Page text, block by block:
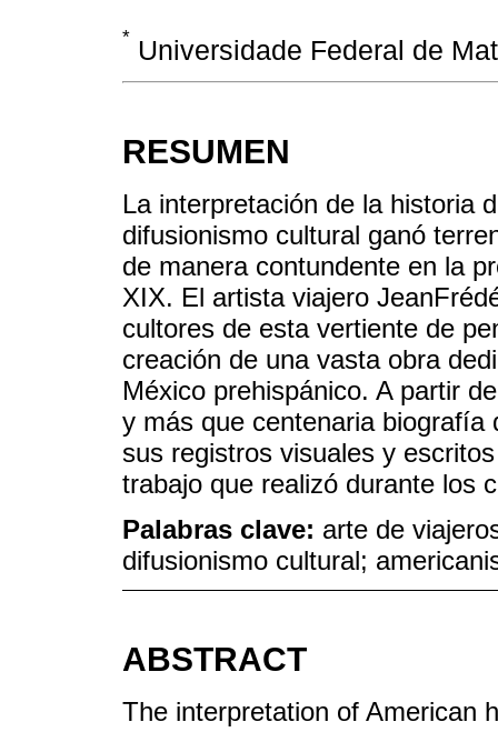
* Universidade Federal de
RESUMEN
La interpretación de la historia
difusionismo cultural ganó
de manera contundente en la
XIX. El artista viajero
cultores de esta vertiente de
creación de una vasta obra
México prehispánico. A partir
y más que centenaria
sus registros visuales y
trabajo que realizó durante los
Palabras clave: arte de
difusionismo cultural;
ABSTRACT
The interpretation of American